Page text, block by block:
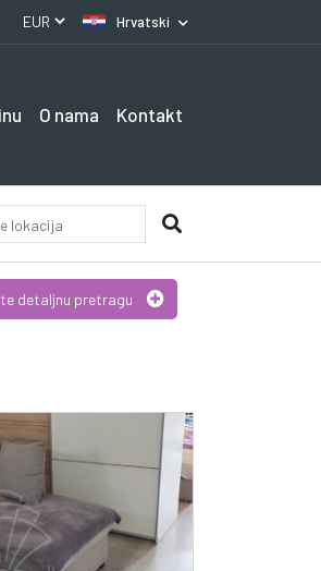
Hrvatski
O nama Kontakt
detaljnu pretragu